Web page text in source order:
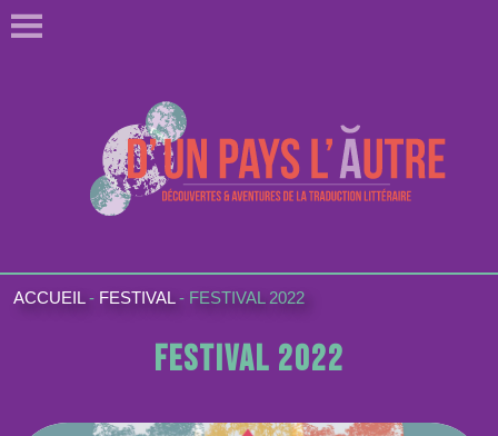
ACCUEIL- FESTIVAL- FESTIVAL 2022
Festival 2022